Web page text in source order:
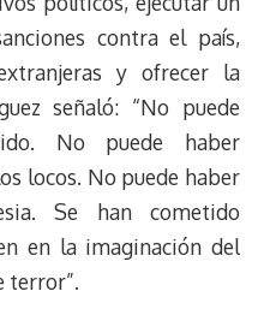
contra el país,
y ofrecer la
señaló: “No puede
No puede haber
locos. No puede haber
Se han cometido
en la imaginación del
terror”.